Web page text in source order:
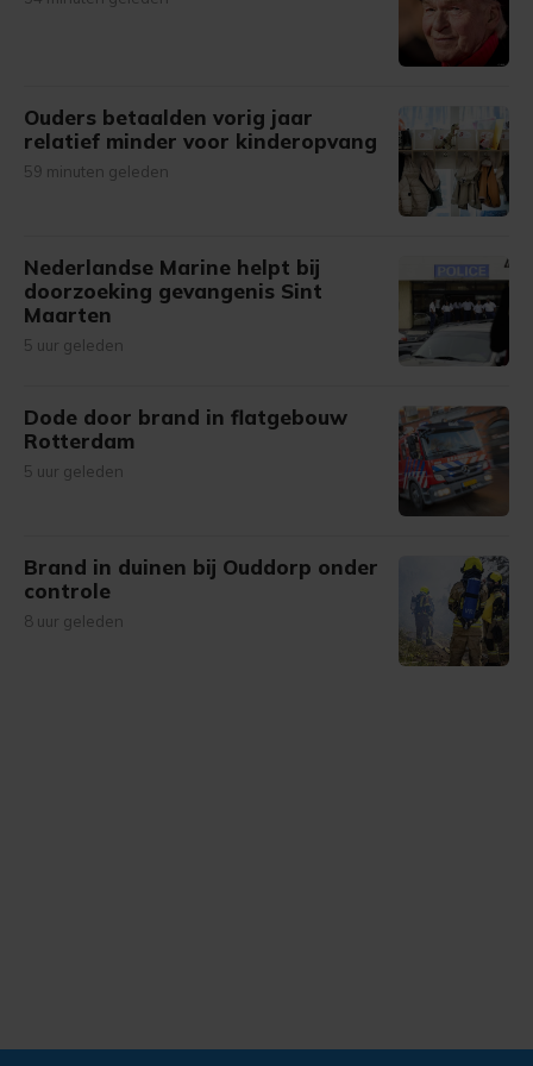
Ouders betaalden vorig jaar
relatief minder voor kinderopvang
59 minuten geleden
Nederlandse Marine helpt bij
doorzoeking gevangenis Sint
Maarten
5 uur geleden
Dode door brand in flatgebouw
Rotterdam
5 uur geleden
Brand in duinen bij Ouddorp onder
controle
8 uur geleden